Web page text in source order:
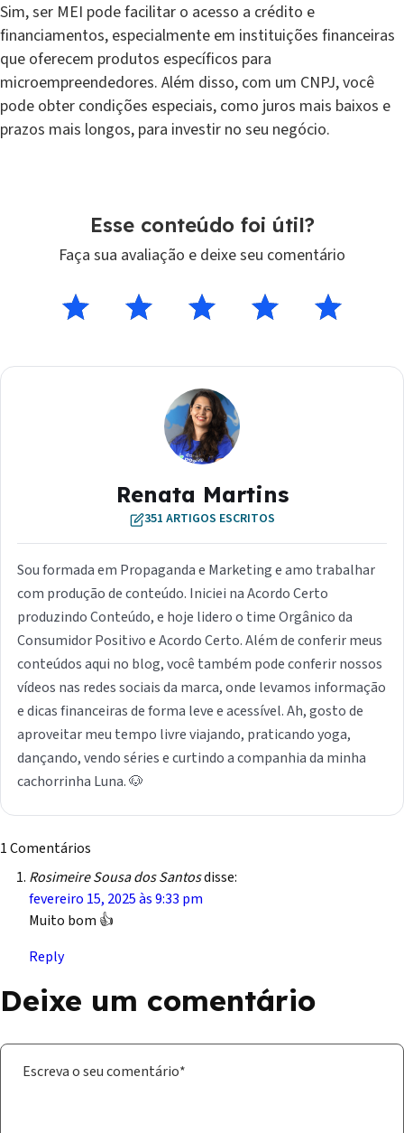
Sim, ser MEI pode facilitar o acesso a crédito e
financiamentos, especialmente em instituições financeiras
que oferecem produtos específicos para
microempreendedores. Além disso, com um CNPJ, você
pode obter condições especiais, como juros mais baixos e
prazos mais longos, para investir no seu negócio.
Esse conteúdo foi útil?
Renata Martins
351 ARTIGOS ESCRITOS
Sou formada em Propaganda e Marketing e amo trabalhar
com produção de conteúdo. Iniciei na Acordo Certo
produzindo Conteúdo, e hoje lidero o time Orgânico da
Consumidor Positivo e Acordo Certo. Além de conferir meus
conteúdos aqui no blog, você também pode conferir nossos
vídeos nas redes sociais da marca, onde levamos informação
e dicas financeiras de forma leve e acessível. Ah, gosto de
aproveitar meu tempo livre viajando, praticando yoga,
dançando, vendo séries e curtindo a companhia da minha
cachorrinha Luna. 🐶
1 Comentários
Rosimeire Sousa dos Santosdisse:
fevereiro 15, 2025 às 9:33 pm
Muito bom 👍
Reply
Deixe um comentário